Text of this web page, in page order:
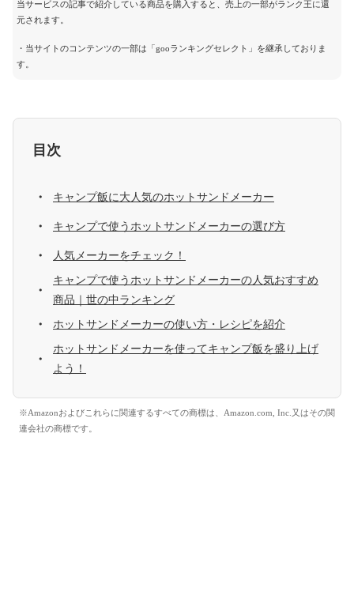
当サービスの記事で紹介している商品を購入すると、売上の一部がランク王に還
元されます。
・当サイトのコンテンツの一部は「gooランキングセレクト」を継承しておりま
す。
目次
キャンプ飯に大人気のホットサンドメーカー
キャンプで使うホットサンドメーカーの選び方
人気メーカーをチェック！
キャンプで使うホットサンドメーカーの人気おすすめ
商品｜世の中ランキング
ホットサンドメーカーの使い方・レシピを紹介
ホットサンドメーカーを使ってキャンプ飯を盛り上げ
よう！
※Amazonおよびこれらに関連するすべての商標は、Amazon.com, Inc.又はその関
連会社の商標です。